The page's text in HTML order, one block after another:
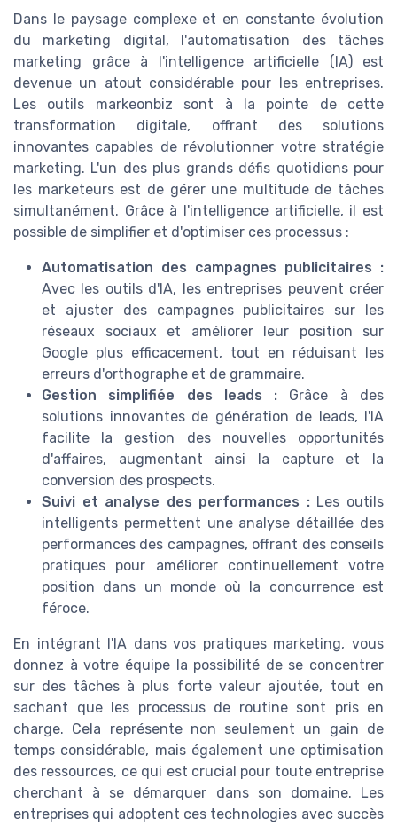
Dans le paysage complexe et en constante évolution
du marketing digital, l'automatisation des tâches
marketing grâce à l'intelligence artificielle (IA) est
devenue un atout considérable pour les entreprises.
Les outils markeonbiz sont à la pointe de cette
transformation digitale, offrant des solutions
innovantes capables de révolutionner votre stratégie
marketing. L'un des plus grands défis quotidiens pour
les marketeurs est de gérer une multitude de tâches
simultanément. Grâce à l'intelligence artificielle, il est
possible de simplifier et d'optimiser ces processus :
Automatisation des campagnes publicitaires :
Avec les outils d'IA, les entreprises peuvent créer
et ajuster des campagnes publicitaires sur les
réseaux sociaux et améliorer leur position sur
Google plus efficacement, tout en réduisant les
erreurs d'orthographe et de grammaire.
Gestion simplifiée des leads : Grâce à des
solutions innovantes de génération de leads, l'IA
facilite la gestion des nouvelles opportunités
d'affaires, augmentant ainsi la capture et la
conversion des prospects.
Suivi et analyse des performances : Les outils
intelligents permettent une analyse détaillée des
performances des campagnes, offrant des conseils
pratiques pour améliorer continuellement votre
position dans un monde où la concurrence est
féroce.
En intégrant l'IA dans vos pratiques marketing, vous
donnez à votre équipe la possibilité de se concentrer
sur des tâches à plus forte valeur ajoutée, tout en
sachant que les processus de routine sont pris en
charge. Cela représente non seulement un gain de
temps considérable, mais également une optimisation
des ressources, ce qui est crucial pour toute entreprise
cherchant à se démarquer dans son domaine. Les
entreprises qui adoptent ces technologies avec succès